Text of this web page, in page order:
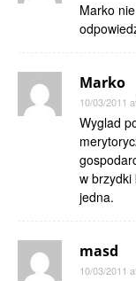
Marko
Marko
10/03/2011
Wyglad
w brzydki
jedna.
masd
10/03/2011